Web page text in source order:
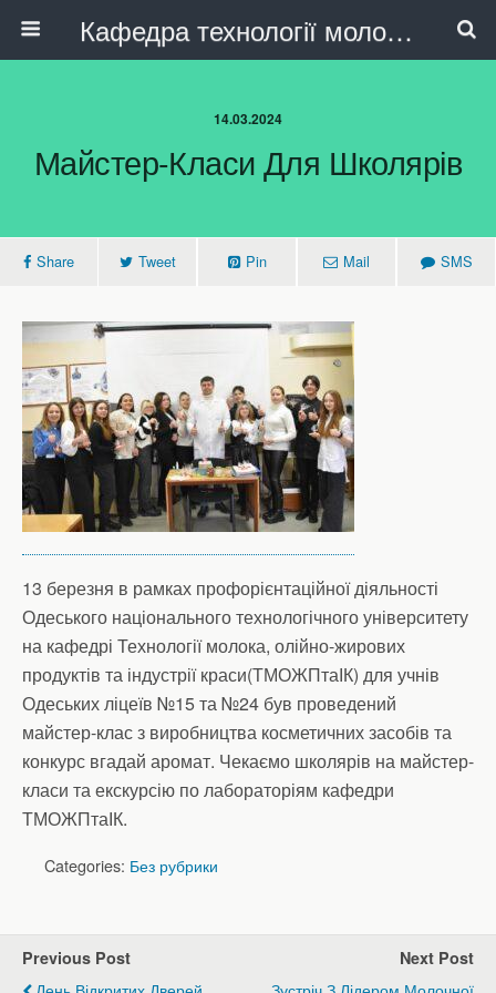
Кафедра технології молока, олійно-жирових продуктів та індустрії краси
14.03.2024
Майстер-Класи Для Школярів
Share Tweet Pin Mail SMS
13 березня в рамках профорієнтаційної діяльності
Одеського національного технологічного університету
на кафедрі Технології молока, олійно-жирових
продуктів та індустрії краси(ТМОЖПтаІК) для учнів
Одеських ліцеїв №15 та №24 був проведений
майстер-клас з виробництва косметичних засобів та
конкурс вгадай аромат. Чекаємо школярів на майстер-
класи та екскурсію по лабораторіям кафедри
ТМОЖПтаІК.
Categories: Без рубрики
Previous Post Next Post